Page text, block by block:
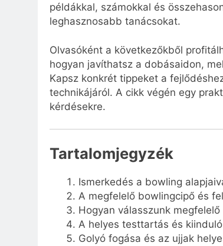
példákkal, számokkal és
leghasznosabb tanácsokat.
Olvasóként a következőkből
hogyan javíthatsz a dobásaidon,
Kapsz konkrét tippeket a
technikájáról. A cikk végén egy
kérdésekre.
Tartalomjegyzék
Ismerkedés a bowling
A megfelelő bowlingcipő és
Hogyan válasszunk
A helyes testtartás és
Golyó fogása és az ujjak